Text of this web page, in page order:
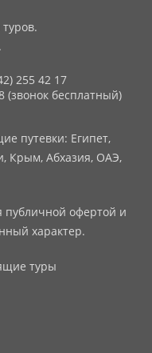
255 42 17
бесплатный)
путевки: Египет,
Крым, Абхазия, ОАЭ,
публичной офертой и
характер.
туры